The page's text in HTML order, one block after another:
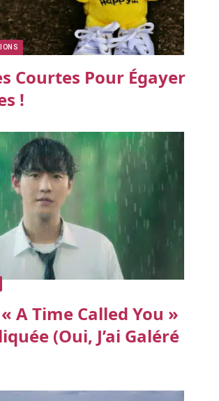
Courtes Pour Égayer
!
A Time Called You »
(oui, J’ai Galéré